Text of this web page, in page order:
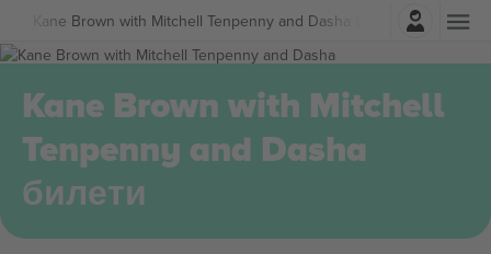
Kane Brown with Mitchell Tenpenny and Dasha Билети
Најави се
Kane Brown with Mitchell
Tenpenny and Dasha
билети